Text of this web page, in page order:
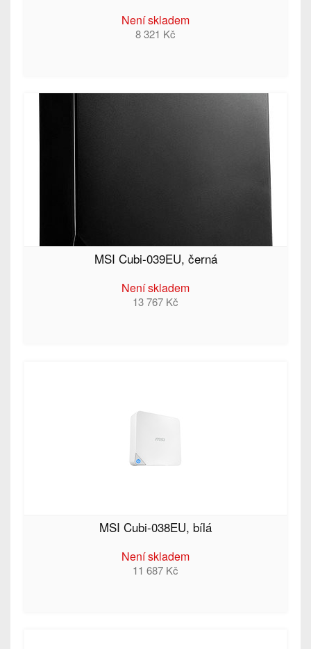
Není skladem
8 321 Kč
MSI Cubi-039EU, černá
Není skladem
13 767 Kč
MSI Cubi-038EU, bílá
Není skladem
11 687 Kč